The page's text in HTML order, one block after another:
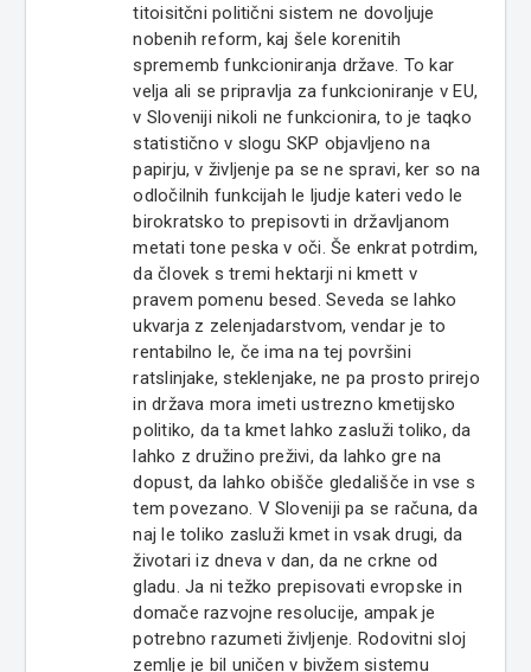
titoisitčni politični sistem ne dovoljuje
nobenih reform, kaj šele korenitih
sprememb funkcioniranja države. To kar
velja ali se pripravlja za funkcioniranje v EU,
v Sloveniji nikoli ne funkcionira, to je taqko
statistično v slogu SKP objavljeno na
papirju, v življenje pa se ne spravi, ker so na
odločilnih funkcijah le ljudje kateri vedo le
birokratsko to prepisovti in državljanom
metati tone peska v oči. Še enkrat potrdim,
da človek s tremi hektarji ni kmett v
pravem pomenu besed. Seveda se lahko
ukvarja z zelenjadarstvom, vendar je to
rentabilno le, če ima na tej površini
ratslinjake, steklenjake, ne pa prosto prirejo
in država mora imeti ustrezno kmetijsko
politiko, da ta kmet lahko zasluži toliko, da
lahko z družino preživi, da lahko gre na
dopust, da lahko obišče gledališče in vse s
tem povezano. V Sloveniji pa se računa, da
naj le toliko zasluži kmet in vsak drugi, da
životari iz dneva v dan, da ne crkne od
gladu. Ja ni težko prepisovati evropske in
domače razvojne resolucije, ampak je
potrebno razumeti življenje. Rodovitni sloj
zemlje je bil uničen v bivžem sistemu